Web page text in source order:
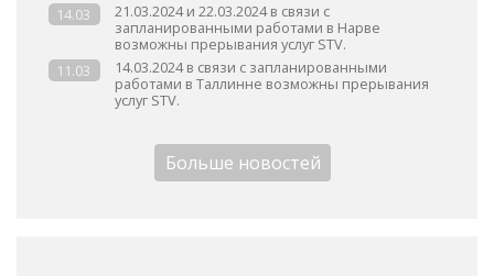
14.03
21.03.2024 и 22.03.2024 в связи с
запланированными работами в Нарве
возможны прерывания услуг STV.
11.03
14.03.2024 в связи с запланированными
работами в Таллинне возможны прерывания
услуг STV.
Больше новостей